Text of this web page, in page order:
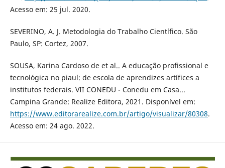
Acesso em: 25 jul. 2020.
SEVERINO, A. J. Metodologia do Trabalho Científico. São
Paulo, SP: Cortez, 2007.
SOUSA, Karina Cardoso de et al.. A educação profissional e
tecnológica no piauí: de escola de aprendizes artífices a
institutos federais. VII CONEDU - Conedu em Casa...
Campina Grande: Realize Editora, 2021. Disponível em:
https://www.editorarealize.com.br/artigo/visualizar/80308.
Acesso em: 24 ago. 2022.